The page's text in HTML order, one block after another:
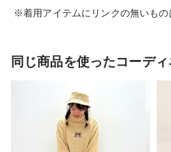
※着用アイテムにリンクの無いもの
同じ商品を使ったコーディ